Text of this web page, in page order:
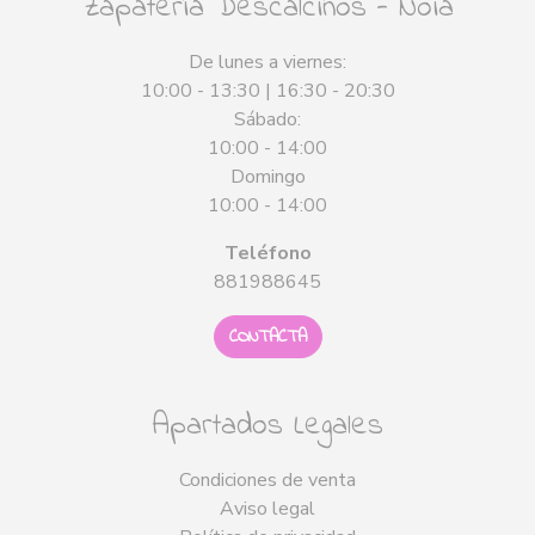
De lunes a viernes:
10:00 - 13:30 | 16:30 - 20:30
Sábado:
10:00 - 14:00
Domingo
10:00 - 14:00
Teléfono
881988645
CONTACTA
Apartados Legales
Condiciones de venta
Aviso legal